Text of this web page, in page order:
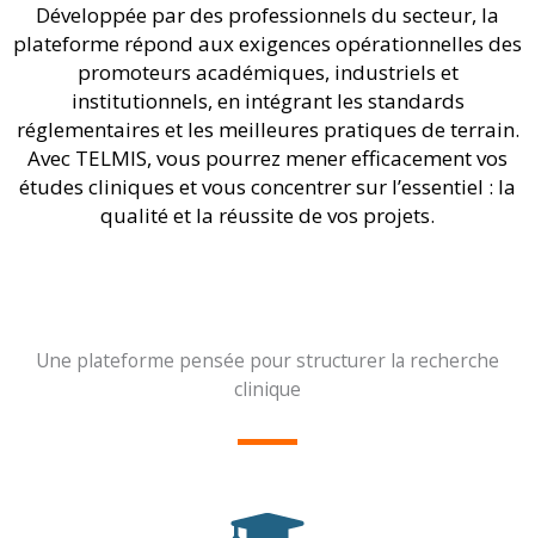
Développée par des professionnels du secteur, la
plateforme répond aux exigences opérationnelles des
promoteurs académiques, industriels et
institutionnels, en intégrant les standards
réglementaires et les meilleures pratiques de terrain.
Avec TELMIS, vous pourrez mener efficacement vos
études cliniques et vous concentrer sur l’essentiel : la
qualité et la réussite de vos projets.
Une plateforme pensée pour structurer la recherche
clinique